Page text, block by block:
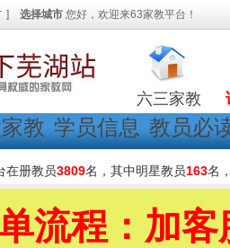
] 选择城市 您好，欢迎来63家教平台！
六三家教
教 学员信息 教员必
在册教员3809名，其中明星教员163名
流程：加